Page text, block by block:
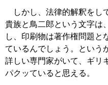
しかし、法律的解釈をし
貴族と鳥二郎という文字は
し、印刷物は著作権問題と
ているんでしょう。という
詳しい専門家がいて、ギリ
パクッていると思える。